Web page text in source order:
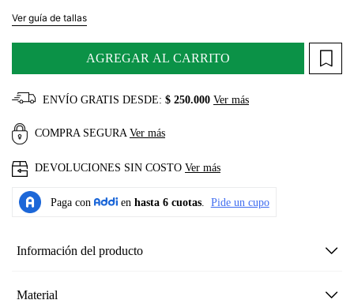
Ver guía de tallas
AGREGAR AL CARRITO
ENVÍO GRATIS DESDE: $ 250.000 Ver más
COMPRA SEGURA Ver más
DEVOLUCIONES SIN COSTO Ver más
Información del producto
Material